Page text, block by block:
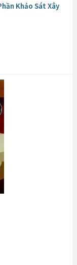
Khảo Sát Xây